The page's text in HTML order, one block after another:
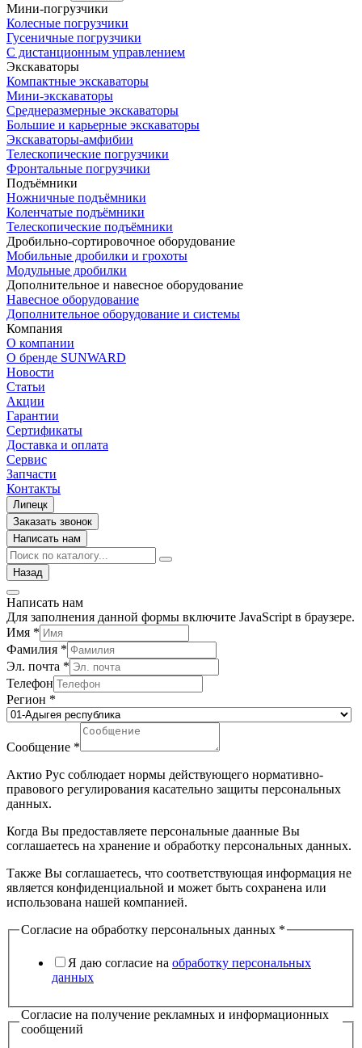
Мини-погрузчики
Колесные погрузчики
Гусеничные погрузчики
С дистанционным управлением
Экскаваторы
Компактные экскаваторы
Мини-экскаваторы
Среднеразмерные экскаваторы
Большие и карьерные экскаваторы
Экскаваторы-амфибии
Телескопические погрузчики
Фронтальные погрузчики
Подъёмники
Ножничные подъёмники
Коленчатые подъёмники
Телескопические подъёмники
Дробильно-сортировочное оборудование
Мобильные дробилки и грохоты
Модульные дробилки
Дополнительное и навесное оборудование
Навесное оборудование
Дополнительное оборудование и системы
Компания
О компании
О бренде SUNWARD
Новости
Статьи
Акции
Гарантии
Сертификаты
Доставка и оплата
Сервис
Запчасти
Контакты
Липецк
Заказать звонок
Написать нам
Назад
Написать нам
Для заполнения данной формы включите JavaScript в браузере.
Имя *
Фамилия *
Эл. почта *
Телефон
Регион *
Сообщение *
Актио Рус соблюдает нормы действующего нормативно-
правового регулирования касательно защиты персональных
данных.
Когда Вы предоставляете персональные даанные Вы
соглашаетесь на хранение и обработку персональных данных.
Также Вы соглашаетесь, что соответствующая информация не
является конфиденциальной и может быть сохранена или
использована нашей компанией.
Согласие на обработку персональных данных *
Я даю согласие на обработку персональных
данных
Согласие на получение рекламных и информационных
сообщений